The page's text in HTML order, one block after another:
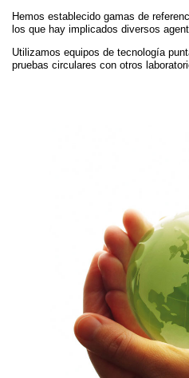
Hemos establecido gamas de
los que hay implicados diversos
Utilizamos equipos de tecnología
pruebas circulares con otros